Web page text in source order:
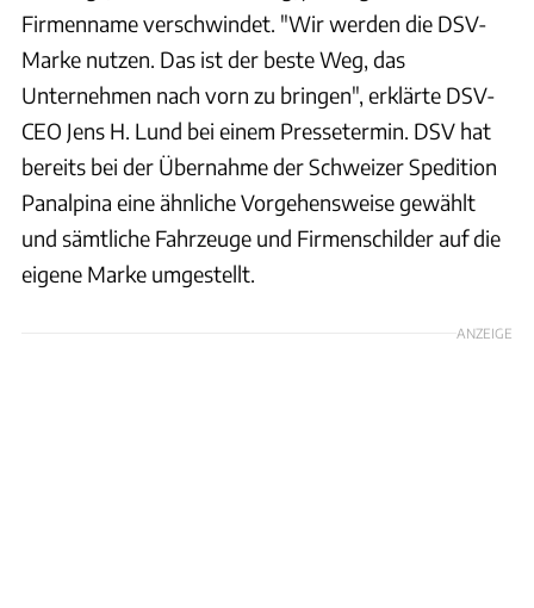
Firmenname verschwindet. "Wir werden die DSV-
Marke nutzen. Das ist der beste Weg, das
Unternehmen nach vorn zu bringen", erklärte DSV-
CEO Jens H. Lund bei einem Pressetermin. DSV hat
bereits bei der Übernahme der Schweizer Spedition
Panalpina eine ähnliche Vorgehensweise gewählt
und sämtliche Fahrzeuge und Firmenschilder auf die
eigene Marke umgestellt.
ANZEIGE